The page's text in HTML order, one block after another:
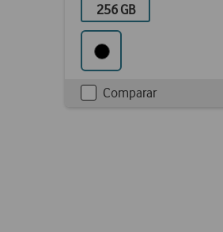
256 GB
Checkbox
Comparar